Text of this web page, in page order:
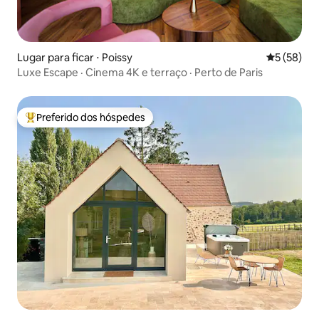
Lugar para ficar ⋅ Poissy 5 de uma
5 (58)
Luxe Escape · Cinema 4K e terraço · Perto de Paris
Entre os melhores preferidos dos hóspedes
Preferido dos hóspedes